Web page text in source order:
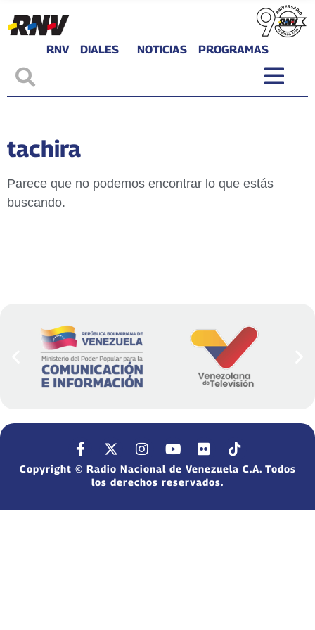
RNV DIALES NOTICIAS PROGRAMAS
tachira
Parece que no podemos encontrar lo que estás
buscando.
Copyright © Radio Nacional de Venezuela C.A. Todos
los derechos reservados.